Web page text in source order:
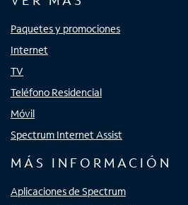
Paquetes y promociones
Internet
TV
Teléfono Residencial
Móvil
Spectrum Internet Assist
MÁS INFORMACIÓN
Aplicaciones de Spectrum